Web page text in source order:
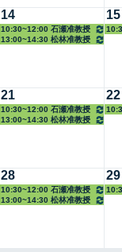
14
10:30~12:00 石瀬准教授
13:00~14:30 松林准教授
15
21
10:30~12:00 石瀬准教授
13:00~14:30 松林准教授
22
28
10:30~12:00 石瀬准教授
13:00~14:30 松林准教授
29